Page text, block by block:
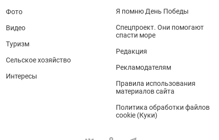
Фото
Видео
Туризм
Сельское хозяйство
Интересы
Я помню День Победы
Спецпроект. Они помогают
спасти море
Редакция
Рекламодателям
Правила использования
материалов сайта
Политика обработки файлов
cookie (Куки)